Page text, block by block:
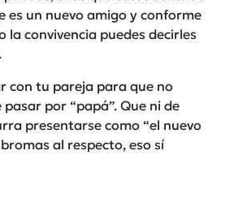
es un nuevo amigo y conforme
la convivencia puedes decirles
con tu pareja para que no
por “papá”. Que ni de
presentarse como “el nuevo
al respecto, eso sí